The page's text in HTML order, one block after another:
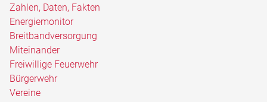
Zahlen, Daten, Fakten
Energiemonitor
Breitbandversorgung
Miteinander
Freiwillige Feuerwehr
Bürgerwehr
Vereine